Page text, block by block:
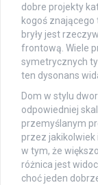
dobre projekty
kogoś
bryły jest
frontową. Wiele
symetrycznych
ten dysonans
Dom w stylu
odpowiedniej
przemyślanym
przez jakikolwiek
w tym, że
różnica jest
choć jeden